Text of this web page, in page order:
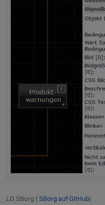
LG SBorg ( SBorg auf GitHub)